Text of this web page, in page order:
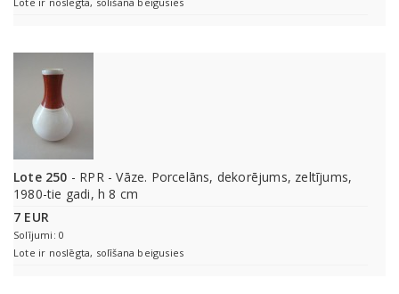
Lote 250 - RPR - Vāze. Porcelāns, dekorējums, zeltījums,
1980-tie gadi, h 8 cm
7 EUR
Solījumi: 0
Lote ir noslēgta, solīšana beigusies